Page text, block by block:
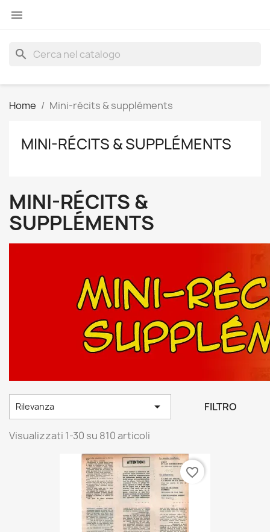

search
Home Mini-récits & suppléments
MINI-RÉCITS & SUPPLÉMENTS
MINI-RÉCITS &
SUPPLÉMENTS
Rilevanza  FILTRO
Visualizzati 1-30 su 810 articoli
favorite_border